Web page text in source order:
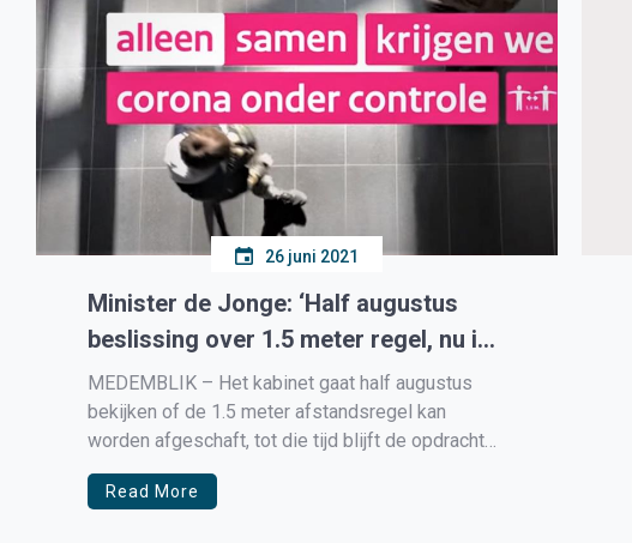
26 juni 2021
Minister de Jonge: ‘Half augustus
beslissing over 1.5 meter regel, nu is
het nog te vroeg’
MEDEMBLIK – Het kabinet gaat half augustus
bekijken of de 1.5 meter afstandsregel kan
worden afgeschaft, tot die tijd blijft de opdracht
houdt 1.5 meter afstand van elkaar.. Dit om de
mensen te beschermen die nog niet zijn ingeënt
Read More